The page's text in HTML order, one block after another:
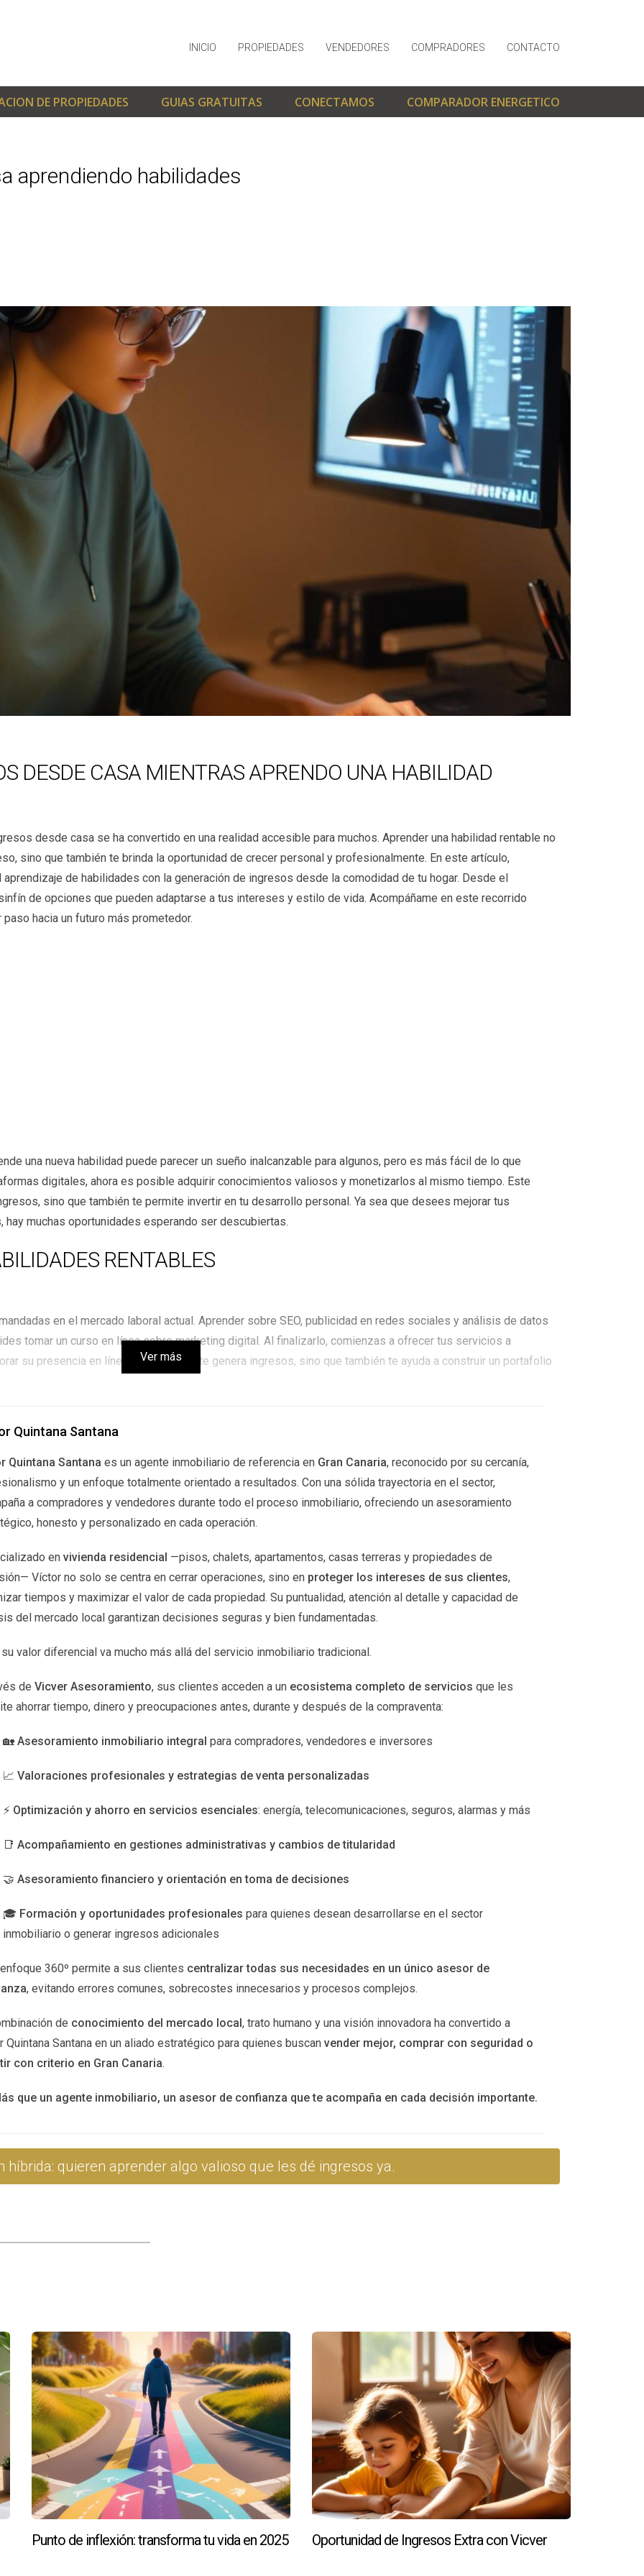
INICIO PROPIEDADES VENDEDORES COMPRADORES CONTACTO
DE PROPIEDADES GUIAS GRATUITAS CONECTAMOS COMPARADOR ENERGETICO
aprendiendo habilidades
DESDE CASA MIENTRAS APRENDO UNA HABILIDAD
desde casa se ha convertido en una realidad accesible para muchos. Aprender una habilidad rentable no
sino que también te brinda la oportunidad de crecer personal y profesionalmente. En este artículo,
de habilidades con la generación de ingresos desde la comodidad de tu hogar. Desde el
de opciones que pueden adaptarse a tus intereses y estilo de vida. Acompáñame en este recorrido
hacia un futuro más prometedor.
una nueva habilidad puede parecer un sueño inalcanzable para algunos, pero es más fácil de lo que
digitales, ahora es posible adquirir conocimientos valiosos y monetizarlos al mismo tiempo. Este
sino que también te permite invertir en tu desarrollo personal. Ya sea que desees mejorar tus
muchas oportunidades esperando ser descubiertas.
RENTABLES
en el mercado laboral actual. Aprender sobre SEO, publicidad en redes sociales y análisis de datos
tomar un curso en línea sobre marketing digital. Al finalizarlo, comienzas a ofrecer tus servicios a
su presencia en línea. Esto no solo te genera ingresos, sino que también te ayuda a construir un portafolio
que puedes aprender desde casa. Plataformas como Codecademy o FreeCodeCamp ofrecen cursos
que decides aprender a programar aplicaciones móviles. Después de unos meses de dedicación,
clientes o incluso crear tus propias aplicaciones y publicarlas en tiendas digitales. La demanda por
puede llevarte a oportunidades laborales emocionantes.
del arte visual, el diseño gráfico podría ser tu camino ideal. Aprender a usar herramientas como Adobe
visual atractivo para empresas y marcas personales. Puedes iniciar ofreciendo tus servicios en
una gran variedad de proyectos disponibles. Con el tiempo, podrás establecer tu propia marca personal
se trata de comunicar ideas y emociones.” - Victor Quintana Santana
una habilidad rentable es completamente posible si estás dispuesto a invertir tiempo y esfuerzo en tu
desde el marketing digital hasta la programación y el diseño gráfico, cada uno tiene su propio conjunto de
aquí para ayudarte a alcanzar tus metas.
sin embargo, dedicar al menos unas horas a la semana puede ser un buen comienzo.
disponibles en línea que pueden ayudarte a iniciar tu aprendizaje sin costo alguno.
trabajo a tiempo completo?
actual con el aprendizaje mediante una buena gestión del tiempo.
ofrecen cursos variados sobre marketing digital, programación y diseño gráfico.
una vez que haya aprendido?
a nuevas oportunidades; nunca sabes qué camino podría llevarte al éxito. Si necesitas más información o
Victor Quintana Santana está aquí para apoyarte en cada paso del camino hacia tu futuro brillante.
Ver más
Quintana Santana
Quintana Santana es un agente inmobiliario de referencia en Gran Canaria, reconocido por su cercanía,
y un enfoque totalmente orientado a resultados. Con una sólida trayectoria en el sector,
a compradores y vendedores durante todo el proceso inmobiliario, ofreciendo un asesoramiento
honesto y personalizado en cada operación.
en vivienda residencial —pisos, chalets, apartamentos, casas terreras y propiedades de
Víctor no solo se centra en cerrar operaciones, sino en proteger los intereses de sus clientes,
tiempos y maximizar el valor de cada propiedad. Su puntualidad, atención al detalle y capacidad de
del mercado local garantizan decisiones seguras y bien fundamentadas.
valor diferencial va mucho más allá del servicio inmobiliario tradicional.
de Vicver Asesoramiento, sus clientes acceden a un ecosistema completo de servicios que les
ahorrar tiempo, dinero y preocupaciones antes, durante y después de la compraventa:
🏡 Asesoramiento inmobiliario integral para compradores, vendedores e inversores
📈 Valoraciones profesionales y estrategias de venta personalizadas
⚡ Optimización y ahorro en servicios esenciales: energía, telecomunicaciones, seguros, alarmas y más
📑 Acompañamiento en gestiones administrativas y cambios de titularidad
🤝 Asesoramiento financiero y orientación en toma de decisiones
🎓 Formación y oportunidades profesionales para quienes desean desarrollarse en el sector
inmobiliario o generar ingresos adicionales
360º permite a sus clientes centralizar todas sus necesidades en un único asesor de
, evitando errores comunes, sobrecostes innecesarios y procesos complejos.
de conocimiento del mercado local, trato humano y una visión innovadora ha convertido a
Quintana Santana en un aliado estratégico para quienes buscan vender mejor, comprar con seguridad o
con criterio en Gran Canaria.
que un agente inmobiliario, un asesor de confianza que te acompaña en cada decisión importante.
híbrida: quieren aprender algo valioso que les dé ingresos ya.
Punto de inflexión: transforma tu vida en 2025 Oportunidad de Ingresos Extra con Vicver